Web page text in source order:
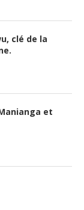
clé de la
et